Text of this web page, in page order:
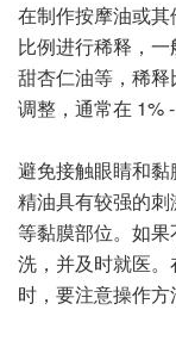
在制作按摩油或
比例进行稀释，一
甜杏仁油等，稀
调整，通常在 1% -
避免接触眼睛和黏
精油具有较强的
等黏膜部位。如
洗，并及时就医
时，要注意操作方